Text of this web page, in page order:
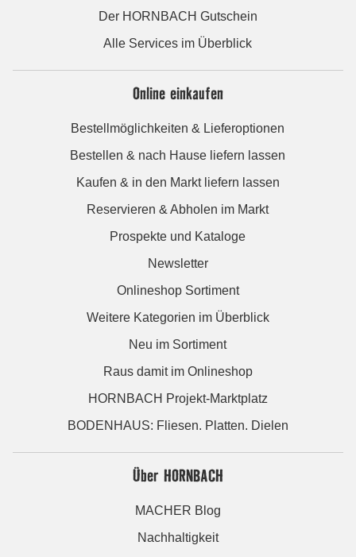
Der HORNBACH Gutschein
Alle Services im Überblick
Online einkaufen
Bestellmöglichkeiten & Lieferoptionen
Bestellen & nach Hause liefern lassen
Kaufen & in den Markt liefern lassen
Reservieren & Abholen im Markt
Prospekte und Kataloge
Newsletter
Onlineshop Sortiment
Weitere Kategorien im Überblick
Neu im Sortiment
Raus damit im Onlineshop
HORNBACH Projekt-Marktplatz
BODENHAUS: Fliesen. Platten. Dielen
Über HORNBACH
MACHER Blog
Nachhaltigkeit